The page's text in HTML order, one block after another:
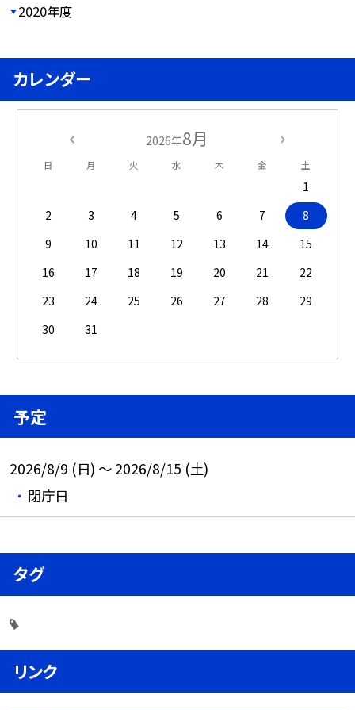
2020年度
カレンダー
2026年8月
日 月 火 水 木 金 土
1
2
3 4 5 6 7
8
9
10 11 12 13 14
15
16
17 18 19 20 21
22
23
24 25 26 27 28
29
30
31
予定
2026/8/9 (日) ～ 2026/8/15 (土)
閉庁日
タグ
リンク